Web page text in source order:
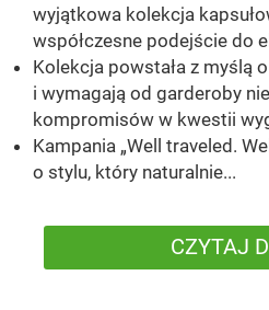
wyjątkowa kolekcja
współczesne podejście do
Kolekcja powstała z myślą
i wymagają od garderoby
kompromisów w kwestii
Kampania „Well traveled.
o stylu, który naturalnie...
CZYTAJ